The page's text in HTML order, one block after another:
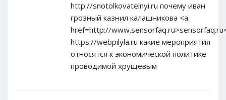
http://snotolkovatelnyi.ru почему иван
грозный казнил калашникова <a
href=http://
https://webpilyla.ru какие мероприятия
относятся к экономической политике
проводимой хрущевым